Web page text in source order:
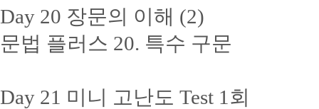
Day 20 장문의 이해 (2)
문법 플러스 20. 특수 구문
Day 21 미니 고난도 Test 1회